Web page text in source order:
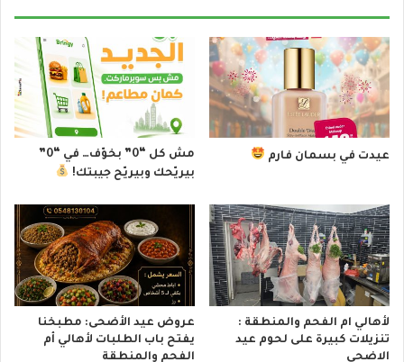
عيدت في بسمان فارم
مش كل “0” بخوّف… في “0”
بيريّحك وبيريّح جيبتك!
لأهالي ام الفحم والمنطقة :
تنزيلات كبيرة على لحوم عيد
الاضحى
عروض عيد الأضحى: مطبخنا
يفتح باب الطلبات لأهالي أم
الفحم والمنطقة